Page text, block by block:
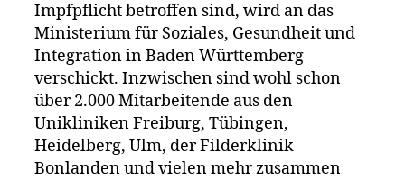
bis
Impfpflicht betroffen sind, wird an das
Ministerium für Soziales, Gesundheit und
Integration in Baden Württemberg
verschickt. Inzwischen sind wohl schon
über 2.000 Mitarbeitende aus den
Unikliniken Freiburg, Tübingen,
Heidelberg, Ulm, der Filderklinik
Bonlanden und vielen mehr zusammen